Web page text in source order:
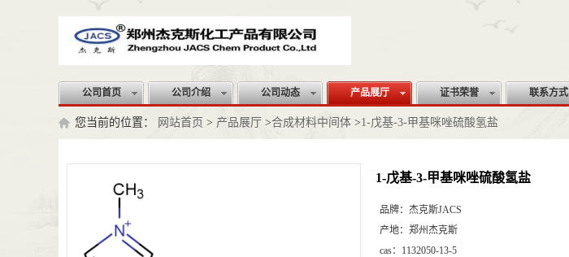
公司首页 公司介绍 公司动态 产品展厅 证书荣誉 联系方式
您当前的位置： 网站首页 > 产品展厅 >合成材料中间体 >1-戊基-3-甲基咪唑硫酸氢盐
1-戊基-3-甲基咪唑硫酸氢盐
品牌： 杰克斯JACS
产地： 郑州杰克斯
cas： 1132050-13-5